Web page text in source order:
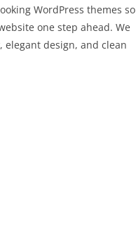
WordPress themes so
one step ahead. We
elegant design, and clean